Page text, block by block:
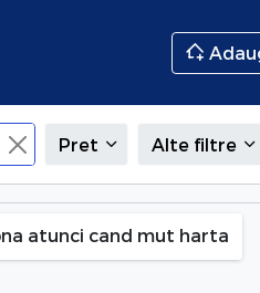
Pret Alte filtre
atunci cand mut harta